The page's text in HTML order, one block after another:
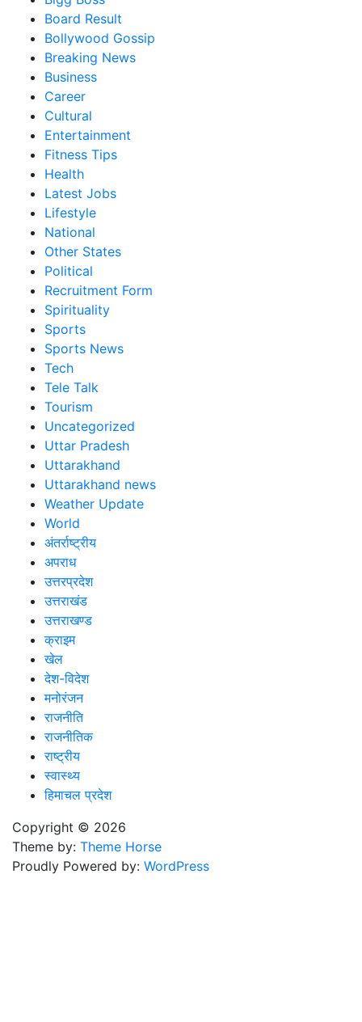
Board Result
Bollywood Gossip
Breaking News
Business
Career
Cultural
Entertainment
Fitness Tips
Health
Latest Jobs
Lifestyle
National
Other States
Political
Recruitment Form
Spirituality
Sports
Sports News
Tech
Tele Talk
Tourism
Uncategorized
Uttar Pradesh
Uttarakhand
Uttarakhand news
Weather Update
World
अंतर्राष्ट्रीय
अपराध
उत्तरप्रदेश
उत्तराखंड
उत्तराखण्ड
क्राइम
खेल
देश-विदेश
मनोरंजन
राजनीति
राजनीतिक
राष्ट्रीय
स्वास्थ्य
हिमाचल प्रदेश
Copyright © 2026
Theme by: Theme Horse
Proudly Powered by: WordPress